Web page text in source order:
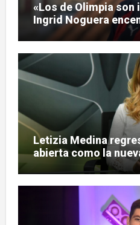
«Los de Olimpia son
Ingrid Noguera
sobre las hinchadas
Letizia Medina
abierta como la
«Pulso Urbano»